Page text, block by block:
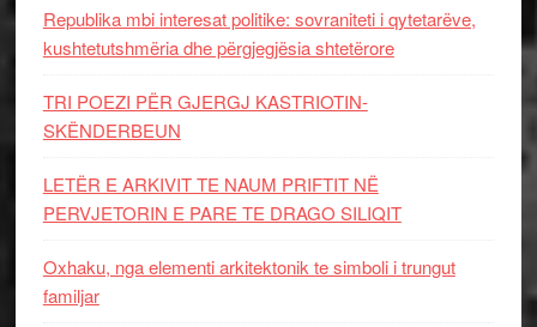
Republika mbi interesat politike: sovraniteti i qytetarëve,
kushtetutshmëria dhe përgjegjësia shtetërore
TRI POEZI PËR GJERGJ KASTRIOTIN-
SKËNDERBEUN
LETËR E ARKIVIT TE NAUM PRIFTIT NË
PERVJETORIN E PARE TE DRAGO SILIQIT
Oxhaku, nga elementi arkitektonik te simboli i trungut
familjar